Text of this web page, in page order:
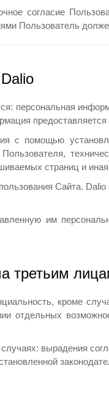
согласие
Пользователь
персональная
с помощью
страниц и
Сайта. Dalio
им
третьим
кроме
отдельных
вырадения